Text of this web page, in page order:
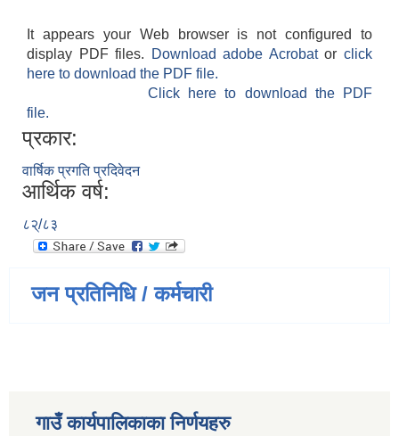
It appears your Web browser is not configured to
display PDF files.
Download adobe Acrobatorclick
here to download the PDF file.
Click here to download the PDF
file.
प्रकार:
वार्षिक प्रगति प्रदिवेदन
आर्थिक वर्ष:
८२्/८३
जन प्रतिनिधि / कर्मचारी
गाउँ कार्यपालिकाका निर्णयहरु